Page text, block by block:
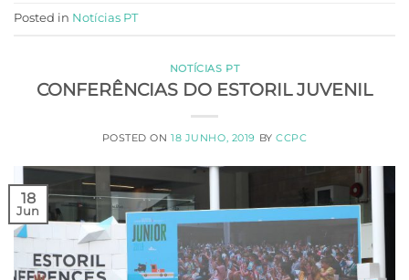
Posted in Notícias PT
NOTÍCIAS PT
CONFERÊNCIAS DO ESTORIL JUVENIL
POSTED ON18 JUNHO, 2019 BYCCPC
18
Jun